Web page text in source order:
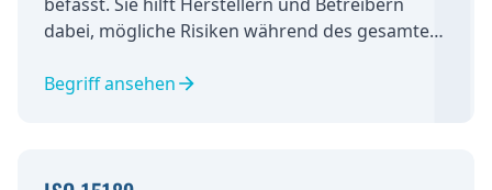
dabei, mögliche Risiken während des gesamten
bewerten und zu minimieren. Es werden
Begriff ansehen